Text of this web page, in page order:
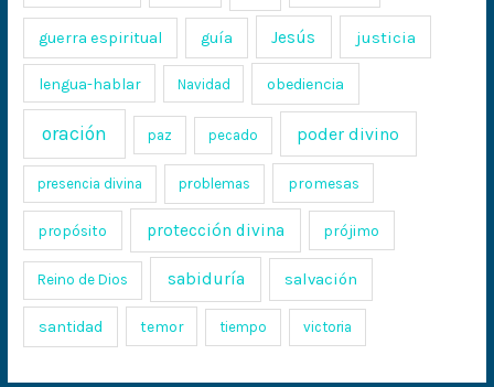
guerra espiritual guía Jesús justicia
lengua-hablar Navidad obediencia
oración paz pecado poder divino
presencia divina problemas promesas
propósito protección divina prójimo
Reino de Dios sabiduría salvación
santidad temor tiempo victoria